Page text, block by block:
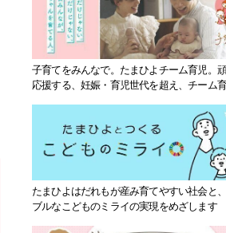
子育てをみんなで。たまひよチーム育児。
応援する、妊娠・育児世代を超え、チーム
たまひよはだれもが産み育てやすい社会と
ブルなこどものミライの実現をめざします